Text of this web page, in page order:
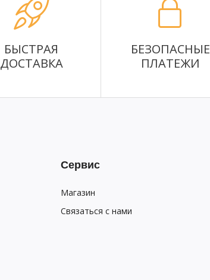
БЫСТРАЯ
ДОСТАВКА
БЕЗОПАСНЫЕ
ПЛАТЕЖИ
Сервис
Магазин
Связаться с нами